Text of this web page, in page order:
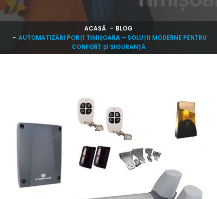
ACASĂ
BLOG
AUTOMATIZĂRI PORȚI TIMIȘOARA – SOLUȚII MODERNE PENTRU
CONFORT ȘI SIGURANȚĂ